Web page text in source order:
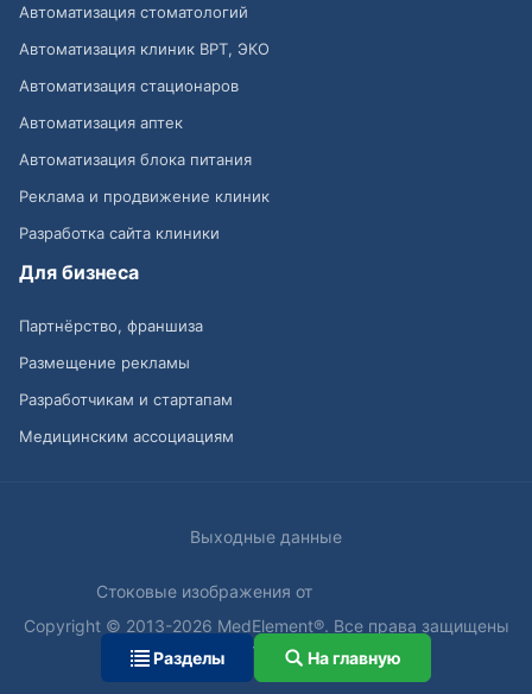
Автоматизация стоматологий
Автоматизация клиник ВРТ, ЭКО
Автоматизация стационаров
Автоматизация аптек
Автоматизация блока питания
Реклама и продвижение клиник
Разработка сайта клиники
Для бизнеса
Партнёрство, франшиза
Размещение рекламы
Разработчикам и стартапам
Медицинским ассоциациям
Выходные данные
Стоковые изображения от
Copyright © 2013-2026 MedElement®. Все права защищены
18+
Разделы На главную